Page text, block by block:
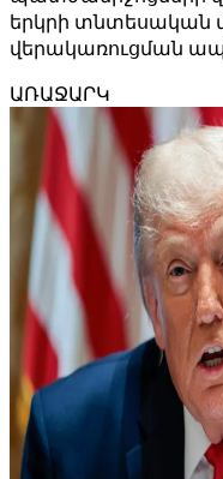
երկրի տնտեսական
վերակառուցման
ԱՌԱՋԱՐԿ